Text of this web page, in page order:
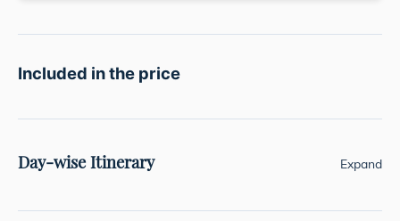
Included in the price
Day-wise Itinerary Expand